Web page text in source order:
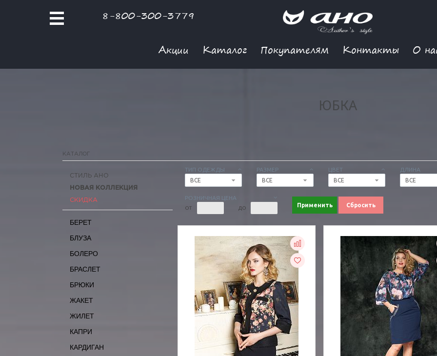
8-800-300-3779
Акции Каталог Покупателям Контакты О
ЮБКА
КАТАЛОГ
ТИП ОДЕЖДЫ
ВСЕ
РАЗМЕР
ВСЕ
ЦВЕТ
ВСЕ
ДЛИНА
ВСЕ
РОЗНИЧНАЯ ЦЕНА
ОТ ДО Применить Сбросить
СТИЛЬ АНО
НОВАЯ КОЛЛЕКЦИЯ
СКИДКА
БЕРЕТ
БЛУЗА
БОЛЕРО
БРАСЛЕТ
БРЮКИ
ЖАКЕТ
ЖИЛЕТ
КАПРИ
КАРДИГАН